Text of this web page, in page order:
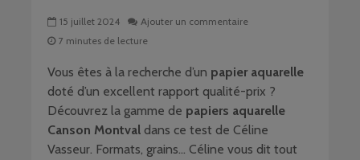
15 juillet 2024
Ajouter un commentaire
7 minutes de lecture
Vous êtes à la recherche d’un papier aquarelle
doté d’un excellent rapport qualité-prix ?
Découvrez la gamme de papiers aquarelle
Canson Montval dans ce test de Céline
Vasseur. Formats, grains… Céline vous dit tout